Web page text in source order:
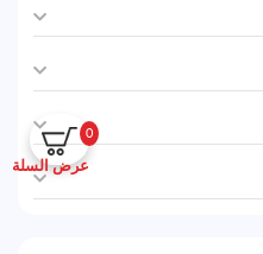
0
عرض السلة